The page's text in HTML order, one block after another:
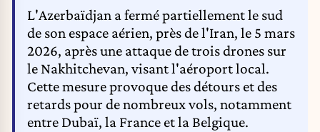
L'Azerbaïdjan a fermé partiellement le sud
de son espace aérien, près de l'Iran, le 5 mars
2026, après une attaque de trois drones sur
le Nakhitchevan, visant l'aéroport local.
Cette mesure provoque des détours et des
retards pour de nombreux vols, notamment
entre Dubaï, la France et la Belgique.